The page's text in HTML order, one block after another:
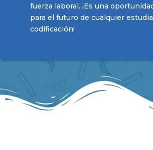
fuerza laboral. ¡Es una
para el futuro de cualquier
codificación!